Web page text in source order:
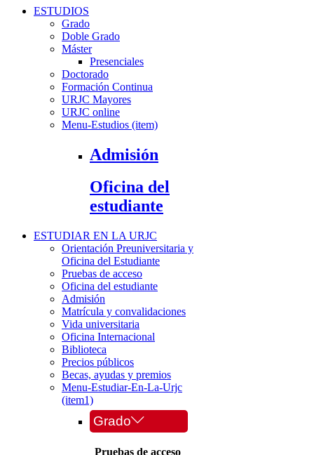
ESTUDIOS
Grado
Doble Grado
Máster
Presenciales
Doctorado
Formación Continua
URJC Mayores
URJC online
Menu-Estudios (item)
Admisión
Oficina del
estudiante
ESTUDIAR EN LA URJC
Orientación Preuniversitaria y
Oficina del Estudiante
Pruebas de acceso
Oficina del estudiante
Admisión
Matrícula y convalidaciones
Vida universitaria
Oficina Internacional
Biblioteca
Precios públicos
Becas, ayudas y premios
Menu-Estudiar-En-La-Urjc
(item1)
Grado
Pruebas de acceso